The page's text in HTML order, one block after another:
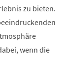
zu bieten.
wenn die